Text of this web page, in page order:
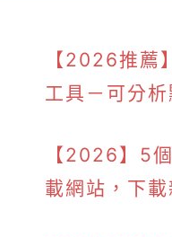
【2026推薦
工具－可分
【2026】5
載網站，下